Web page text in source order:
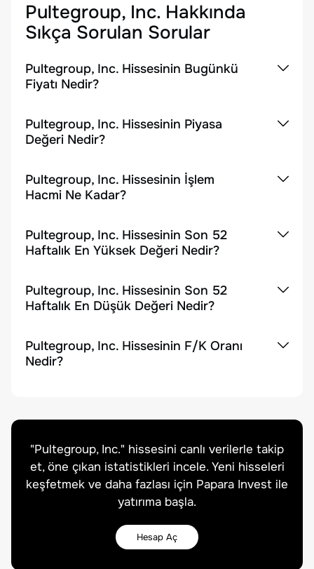
Pultegroup, Inc. Hakkında
Sıkça Sorulan Sorular
Pultegroup, Inc. Hissesinin Bugünkü
Fiyatı Nedir?
Pultegroup, Inc. Hissesinin Piyasa
Değeri Nedir?
Pultegroup, Inc. Hissesinin İşlem
Hacmi Ne Kadar?
Pultegroup, Inc. Hissesinin Son 52
Haftalık En Yüksek Değeri Nedir?
Pultegroup, Inc. Hissesinin Son 52
Haftalık En Düşük Değeri Nedir?
Pultegroup, Inc. Hissesinin F/K Oranı
Nedir?
"Pultegroup, Inc." hissesini canlı verilerle takip
et, öne çıkan istatistikleri incele. Yeni hisseleri
keşfetmek ve daha fazlası için Papara Invest ile
yatırıma başla.
Hesap Aç